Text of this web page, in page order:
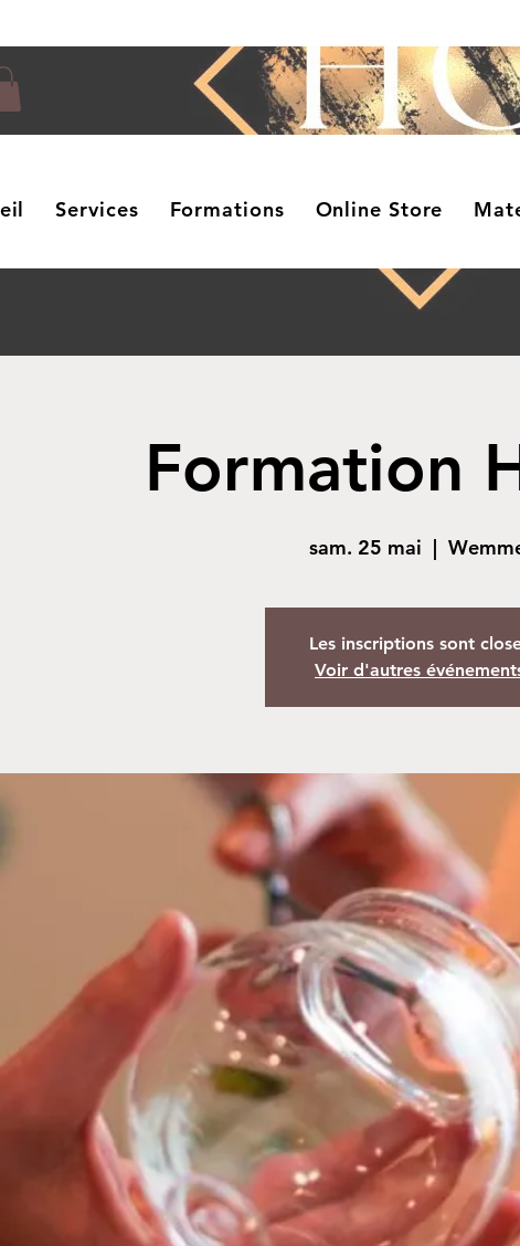
Services Formations Online Store
Formation
sam. 25 mai
  |
Les inscriptions sont
Voir d'autres